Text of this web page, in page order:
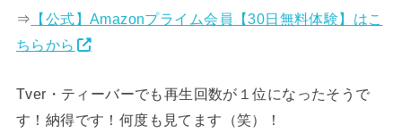
⇒ 【公式】Amazonプライム会員【30日無料体験】はこ
ちらから
Tver・ティーバーでも再生回数が１位になったそうで
す！納得です！何度も見てます（笑）！